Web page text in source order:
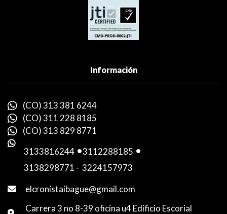
Información
(CO) 313 381 6244
(CO) 311 228 8185
(CO) 313 829 8771
3133816244 -3112288185 -
3138298771 - 3224157973
elcronistaibague@gmail.com
Carrera 3 no 8-39 oficina u4 Edificio Escorial